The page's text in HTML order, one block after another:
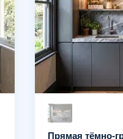
Прямая тёмно-